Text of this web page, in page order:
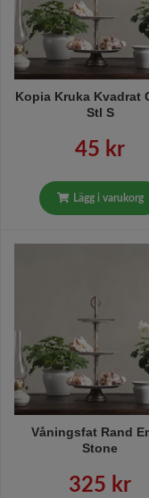
Kopia Kruka Kvadrat
Stl S
45 kr
Lägg i varukorg
Våningsfat Rand
Stone
325 kr